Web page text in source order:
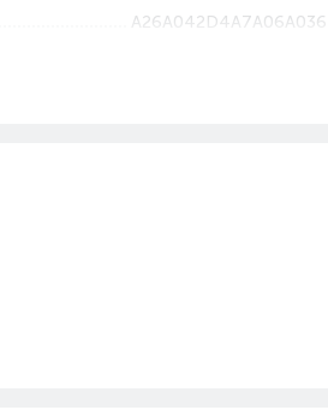
A26A042D4A7A06A036